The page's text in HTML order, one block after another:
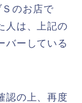
のお店で
人は、上記の
バーしている
認の上、再度